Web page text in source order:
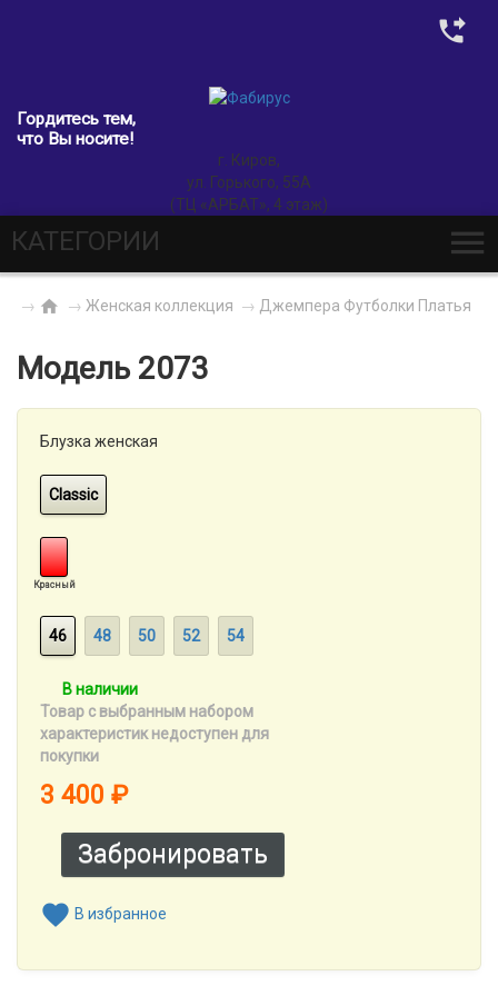
Гордитесь тем,
что Вы носите!
г. Киров,
ул. Горького, 55А
(ТЦ «АРБАТ», 4 этаж)
КАТЕГОРИИ
→ → Женская коллекция → Джемпера Футболки Платья
Модель 2073
Блузка женская
Classic
Красный
46 48 50 52 54
В наличии
Товар с выбранным набором
характеристик недоступен для
покупки
3 400 ₽
В избранное